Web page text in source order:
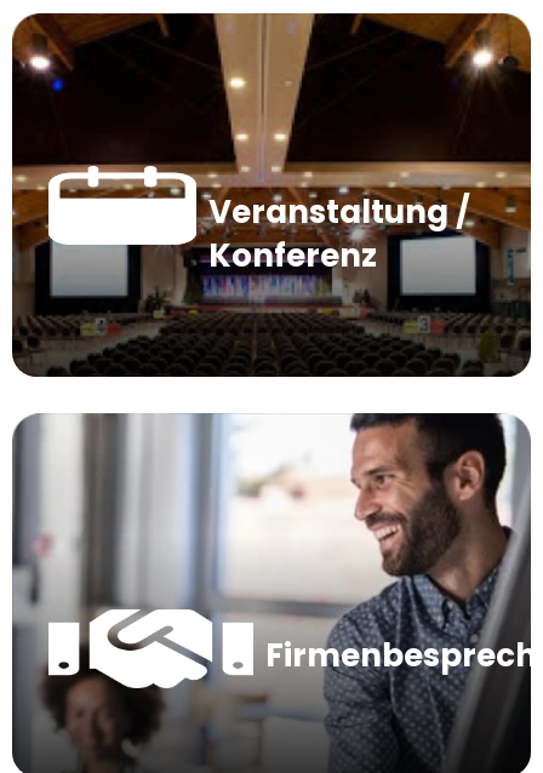
Veranstaltung /
Konferenz